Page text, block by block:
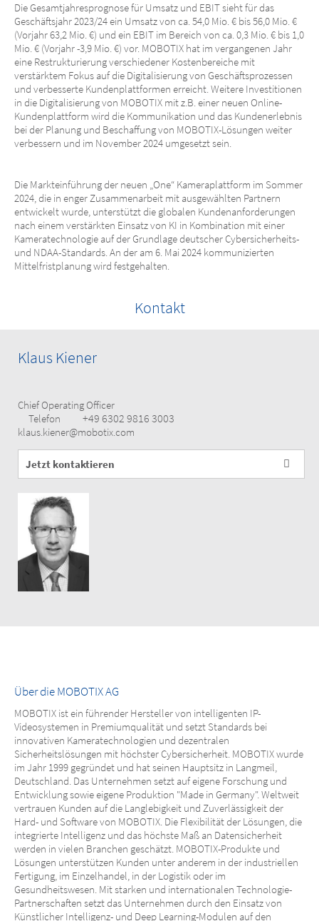
Die Gesamtjahresprognose für Umsatz und EBIT sieht für das
Geschäftsjahr 2023/24 ein Umsatz von ca. 54,0 Mio. € bis 56,0 Mio. €
(Vorjahr 63,2 Mio. €) und ein EBIT im Bereich von ca. 0,3 Mio. € bis 1,0
Mio. € (Vorjahr -3,9 Mio. €) vor. MOBOTIX hat im vergangenen Jahr
eine Restrukturierung verschiedener Kostenbereiche mit
verstärktem Fokus auf die Digitalisierung von Geschäftsprozessen
und verbesserte Kundenplattformen erreicht. Weitere Investitionen
in die Digitalisierung von MOBOTIX mit z.B. einer neuen Online-
Kundenplattform wird die Kommunikation und das Kundenerlebnis
bei der Planung und Beschaffung von MOBOTIX-Lösungen weiter
verbessern und im November 2024 umgesetzt sein.
Die Markteinführung der neuen „One“ Kameraplattform im Sommer
2024, die in enger Zusammenarbeit mit ausgewählten Partnern
entwickelt wurde, unterstützt die globalen Kundenanforderungen
nach einem verstärkten Einsatz von KI in Kombination mit einer
Kameratechnologie auf der Grundlage deutscher Cybersicherheits-
und NDAA-Standards. An der am 6. Mai 2024 kommunizierten
Mittelfristplanung wird festgehalten.
Kontakt
Klaus Kiener
Chief Operating Officer
Telefon
+49 6302 9816 3003
klaus.kiener@mobotix.com
Jetzt kontaktieren
Über die MOBOTIX AG
MOBOTIX ist ein führender Hersteller von intelligenten IP-
Videosystemen in Premiumqualität und setzt Standards bei
innovativen Kameratechnologien und dezentralen
Sicherheitslösungen mit höchster Cybersicherheit. MOBOTIX wurde
im Jahr 1999 gegründet und hat seinen Hauptsitz in Langmeil,
Deutschland. Das Unternehmen setzt auf eigene Forschung und
Entwicklung sowie eigene Produktion "Made in Germany". Weltweit
vertrauen Kunden auf die Langlebigkeit und Zuverlässigkeit der
Hard- und Software von MOBOTIX. Die Flexibilität der Lösungen, die
integrierte Intelligenz und das höchste Maß an Datensicherheit
werden in vielen Branchen geschätzt. MOBOTIX-Produkte und
Lösungen unterstützen Kunden unter anderem in der industriellen
Fertigung, im Einzelhandel, in der Logistik oder im
Gesundheitswesen. Mit starken und internationalen Technologie-
Partnerschaften setzt das Unternehmen durch den Einsatz von
Künstlicher Intelligenz- und Deep Learning-Modulen auf den